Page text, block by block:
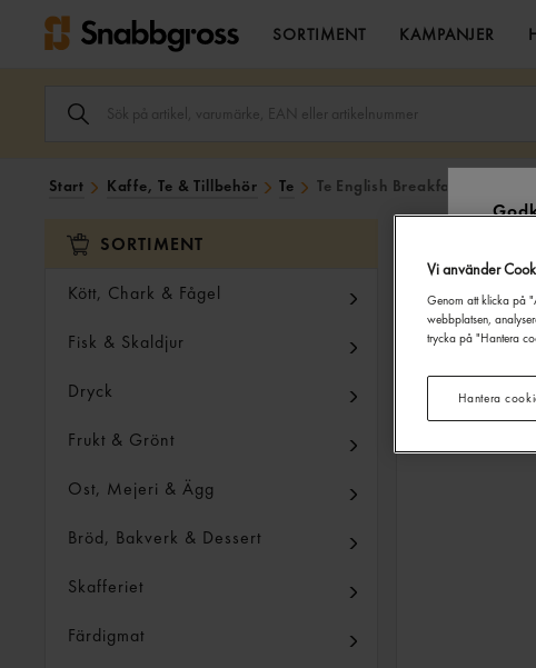
SORTIMENT KAMPANJER
ARTIKEL,
ARTIKELNUMMER
SÖK
FÄLTET.
Start Kaffe, Te & Tillbehör Te Te English Breakfast 25p Lipton
SORTIMENT
Kött, Chark & Fågel
Fisk & Skaldjur
Dryck
Frukt & Grönt
Ost, Mejeri & Ägg
Bröd, Bakverk & Dessert
Skafferiet
Färdigmat
Vi använder
Genom att klicka på
webbplatsen,
trycka på "Hantera
Hantera
och